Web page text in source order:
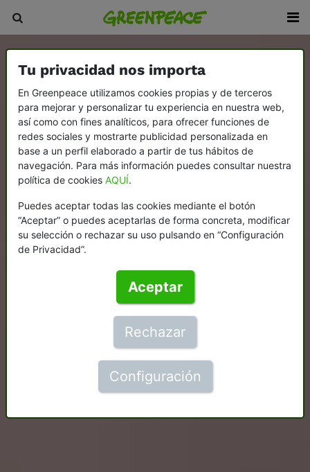
Tu privacidad nos importa
En Greenpeace utilizamos cookies propias y de terceros
para mejorar y personalizar tu experiencia en nuestra web,
así como con fines analíticos, para ofrecer funciones de
redes sociales y mostrarte publicidad personalizada en
base a un perfil elaborado a partir de tus hábitos de
navegación. Para más información puedes consultar nuestra
política de cookies AQUÍ.
Puedes aceptar todas las cookies mediante el botón
“Aceptar” o puedes aceptarlas de forma concreta, modificar
su selección o rechazar su uso pulsando en “Configuración
de Privacidad”.
Aceptar
Rechazar
Configuración